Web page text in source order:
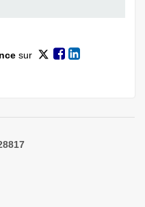
sur